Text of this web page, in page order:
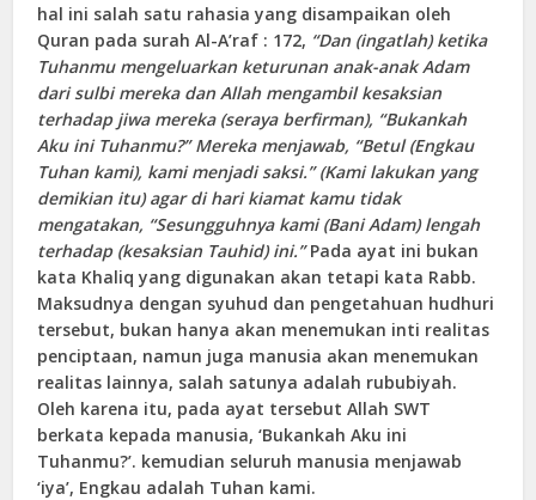
hal ini salah satu rahasia yang disampaikan oleh
Quran pada surah Al-A’raf : 172, “Dan (ingatlah) ketika
Tuhanmu mengeluarkan keturunan anak-anak Adam
dari sulbi mereka dan Allah mengambil kesaksian
terhadap jiwa mereka (seraya berfirman), “Bukankah
Aku ini Tuhanmu?” Mereka menjawab, “Betul (Engkau
Tuhan kami), kami menjadi saksi.” (Kami lakukan yang
demikian itu) agar di hari kiamat kamu tidak
mengatakan, “Sesungguhnya kami (Bani Adam) lengah
terhadap (kesaksian Tauhid) ini.”Pada ayat ini bukan
kata Khaliq yang digunakan akan tetapi kata Rabb.
Maksudnya dengan syuhud dan pengetahuan hudhuri
tersebut, bukan hanya akan menemukan inti realitas
penciptaan, namun juga manusia akan menemukan
realitas lainnya, salah satunya adalah rububiyah.
Oleh karena itu, pada ayat tersebut Allah SWT
berkata kepada manusia, ‘Bukankah Aku ini
Tuhanmu?’. kemudian seluruh manusia menjawab
‘iya’, Engkau adalah Tuhan kami.